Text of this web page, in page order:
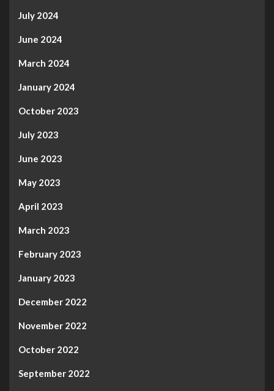
July 2024
June 2024
March 2024
January 2024
October 2023
July 2023
June 2023
May 2023
April 2023
March 2023
February 2023
January 2023
December 2022
November 2022
October 2022
September 2022